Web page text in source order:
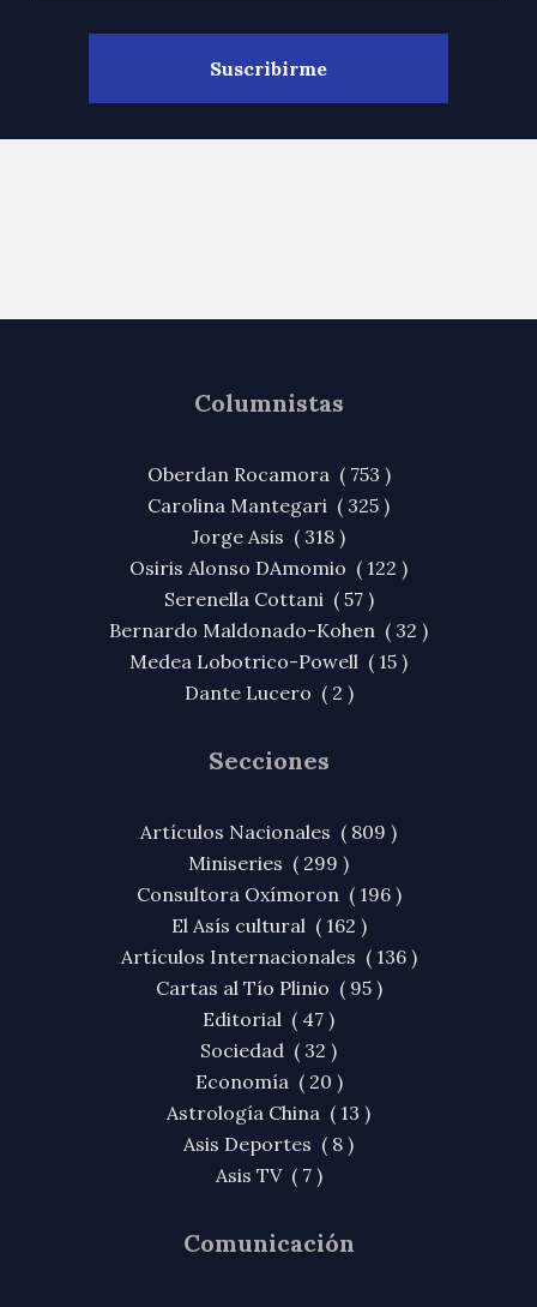
Columnistas
Oberdan Rocamora ( 753 )
Carolina Mantegari ( 325 )
Jorge Asis ( 318 )
Osiris Alonso DAmomio ( 122 )
Serenella Cottani ( 57 )
Bernardo Maldonado-Kohen ( 32 )
Medea Lobotrico-Powell ( 15 )
Dante Lucero ( 2 )
Secciones
Artículos Nacionales ( 809 )
Miniseries ( 299 )
Consultora Oxímoron ( 196 )
El Asís cultural ( 162 )
Artículos Internacionales ( 136 )
Cartas al Tío Plinio ( 95 )
Editorial ( 47 )
Sociedad ( 32 )
Economía ( 20 )
Astrología China ( 13 )
Asis Deportes ( 8 )
Asis TV ( 7 )
Comunicación